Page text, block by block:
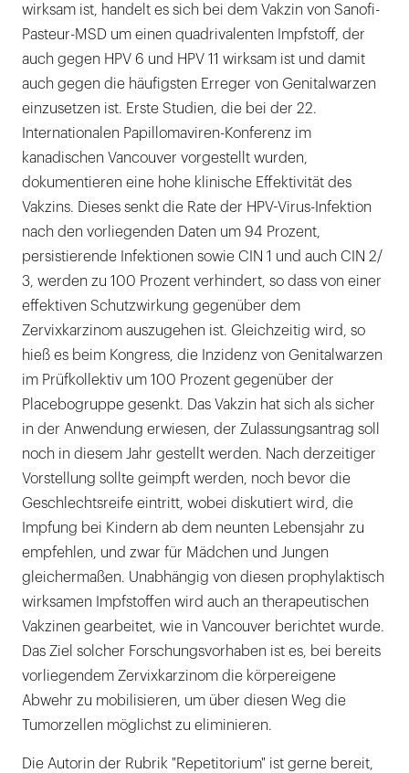
wirksam ist, handelt es sich bei dem Vakzin von Sanofi-
Pasteur-MSD um einen quadrivalenten Impfstoff, der
auch gegen HPV 6 und HPV 11 wirksam ist und damit
auch gegen die häufigsten Erreger von Genitalwarzen
einzusetzen ist. Erste Studien, die bei der 22.
Internationalen Papillomaviren-Konferenz im
kanadischen Vancouver vorgestellt wurden,
dokumentieren eine hohe klinische Effektivität des
Vakzins. Dieses senkt die Rate der HPV-Virus-Infektion
nach den vorliegenden Daten um 94 Prozent,
persistierende Infektionen sowie CIN 1 und auch CIN 2/
3, werden zu 100 Prozent verhindert, so dass von einer
effektiven Schutzwirkung gegenüber dem
Zervixkarzinom auszugehen ist. Gleichzeitig wird, so
hieß es beim Kongress, die Inzidenz von Genitalwarzen
im Prüfkollektiv um 100 Prozent gegenüber der
Placebogruppe gesenkt. Das Vakzin hat sich als sicher
in der Anwendung erwiesen, der Zulassungsantrag soll
noch in diesem Jahr gestellt werden. Nach derzeitiger
Vorstellung sollte geimpft werden, noch bevor die
Geschlechtsreife eintritt, wobei diskutiert wird, die
Impfung bei Kindern ab dem neunten Lebensjahr zu
empfehlen, und zwar für Mädchen und Jungen
gleichermaßen. Unabhängig von diesen prophylaktisch
wirksamen Impfstoffen wird auch an therapeutischen
Vakzinen gearbeitet, wie in Vancouver berichtet wurde.
Das Ziel solcher Forschungsvorhaben ist es, bei bereits
vorliegendem Zervixkarzinom die körpereigene
Abwehr zu mobilisieren, um über diesen Weg die
Tumorzellen möglichst zu eliminieren.
Die Autorin der Rubrik "Repetitorium" ist gerne bereit,